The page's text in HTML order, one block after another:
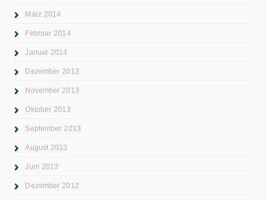
März 2014
Februar 2014
Januar 2014
Dezember 2013
November 2013
Oktober 2013
September 2013
August 2013
Juni 2013
Dezember 2012